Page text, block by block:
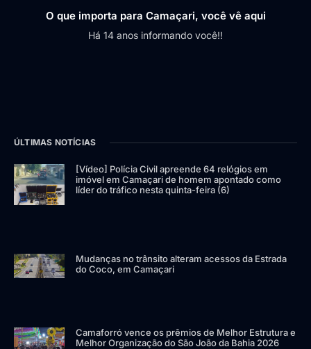
O que importa para Camaçari, você vê aqui
Há 14 anos informando você!!
ÚLTIMAS NOTÍCIAS
[Vídeo] Polícia Civil apreende 64 relógios em
imóvel em Camaçari de homem apontado como
líder do tráfico nesta quinta-feira (6)
Mudanças no trânsito alteram acessos da Estrada
do Coco, em Camaçari
Camaforró vence os prêmios de Melhor Estrutura e
Melhor Organização do São João da Bahia 2026